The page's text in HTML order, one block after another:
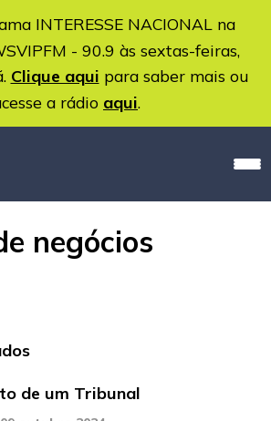
INTERESSE NACIONAL na
- 90.9 às sextas-feiras,
Clique aqui para saber mais ou
a rádio aqui.
negócios
de um Tribunal